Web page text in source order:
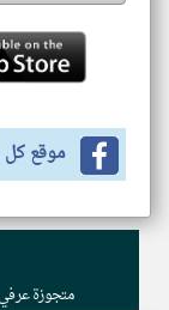
موقع كل
متجوزة